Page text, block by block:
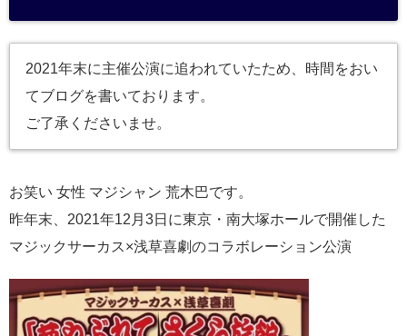
2021年末に主催公演に追われていたため、時間をおい
てブログを書いております。
ご了承くださいませ。
お笑い 女性 マジシャン 荒木巴です。
昨年末、2021年12月3日に東京・南大塚ホールで開催した
マジックサーカス×浅草喜劇のコラボレーション公演